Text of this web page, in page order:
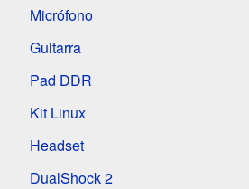
Micrófono
Guitarra
Pad DDR
Kit Linux
Headset
DualShock 2